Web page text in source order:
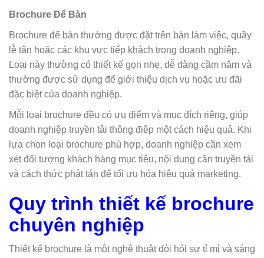
Brochure Để Bàn
Brochure để bàn thường được đặt trên bàn làm việc, quầy
lễ tân hoặc các khu vực tiếp khách trong doanh nghiệp.
Loại này thường có thiết kế gọn nhẹ, dễ dàng cầm nắm và
thường được sử dụng để giới thiệu dịch vụ hoặc ưu đãi
đặc biệt của doanh nghiệp.
Mỗi loại brochure đều có ưu điểm và mục đích riêng, giúp
doanh nghiệp truyền tải thông điệp một cách hiệu quả. Khi
lựa chọn loại brochure phù hợp, doanh nghiệp cần xem
xét đối tượng khách hàng mục tiêu, nội dung cần truyền tải
và cách thức phát tán để tối ưu hóa hiệu quả marketing.
Quy trình thiết kế brochure
chuyên nghiệp
Thiết kế brochure là một nghệ thuật đòi hỏi sự tỉ mỉ và sáng